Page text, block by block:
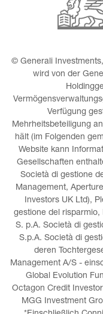
© Generali
wird von der
Verfügung
Mehrheitsbeteiligung
hält (im Folgenden
Website kann
Gesellschaften
Società di gestione
Management,
Investors UK Ltd),
gestione del
S. p.A. Società di
S.p.A. Società di
deren
Management A/S -
Global Evolution
Octagon Credit
MGG Investment